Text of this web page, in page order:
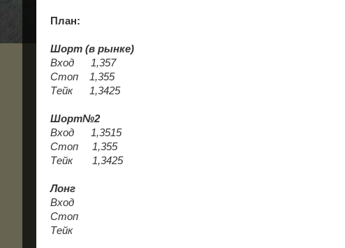
План:
Шорт (в рынке)
Вход 1,357
Стоп 1,355
Тейк 1,3425
Шорт№2
Вход 1,3515
Стоп 1,355
Тейк 1,3425
Лонг
Вход
Стоп
Тейк